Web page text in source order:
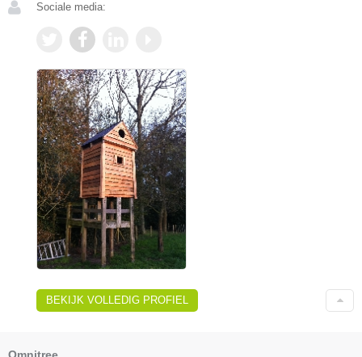
Sociale media:
BEKIJK VOLLEDIG PROFIEL